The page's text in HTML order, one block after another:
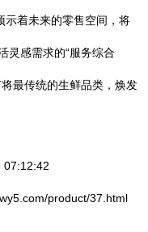
示着未来的零售空间，将
灵感需求的“服务综合
最传统的生鲜品类，焕发
07:12:42
product/37.html